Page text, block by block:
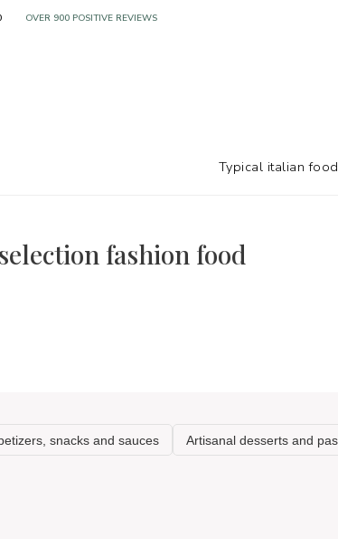
fashion food
OVER 900 POSITIVE REVIEWS
Typical italian food